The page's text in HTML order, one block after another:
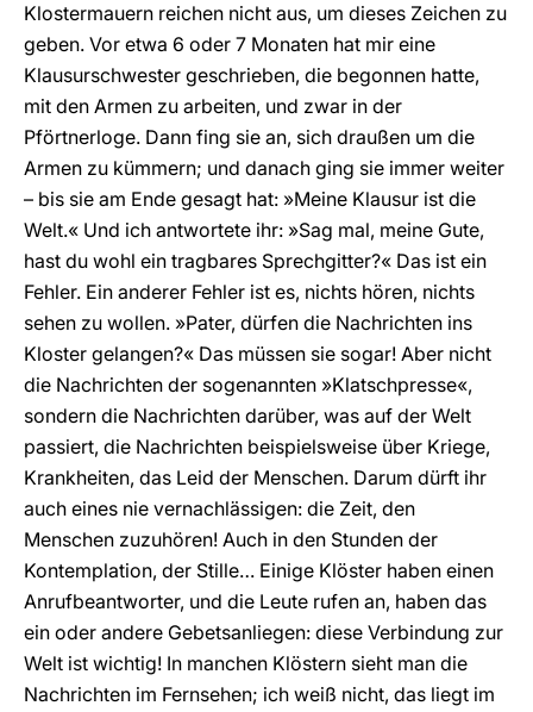
Klostermauern reichen nicht aus, um dieses Zeichen zu
geben. Vor etwa 6 oder 7 Monaten hat mir eine
Klausurschwester geschrieben, die begonnen hatte,
mit den Armen zu arbeiten, und zwar in der
Pförtnerloge. Dann fing sie an, sich draußen um die
Armen zu kümmern; und danach ging sie immer weiter
– bis sie am Ende gesagt hat: »Meine Klausur ist die
Welt.« Und ich antwortete ihr: »Sag mal, meine Gute,
hast du wohl ein tragbares Sprechgitter?« Das ist ein
Fehler. Ein anderer Fehler ist es, nichts hören, nichts
sehen zu wollen. »Pater, dürfen die Nachrichten ins
Kloster gelangen?« Das müssen sie sogar! Aber nicht
die Nachrichten der sogenannten »Klatschpresse«,
sondern die Nachrichten darüber, was auf der Welt
passiert, die Nachrichten beispielsweise über Kriege,
Krankheiten, das Leid der Menschen. Darum dürft ihr
auch eines nie vernachlässigen: die Zeit, den
Menschen zuzuhören! Auch in den Stunden der
Kontemplation, der Stille… Einige Klöster haben einen
Anrufbeantworter, und die Leute rufen an, haben das
ein oder andere Gebetsanliegen: diese Verbindung zur
Welt ist wichtig! In manchen Klöstern sieht man die
Nachrichten im Fernsehen; ich weiß nicht, das liegt im